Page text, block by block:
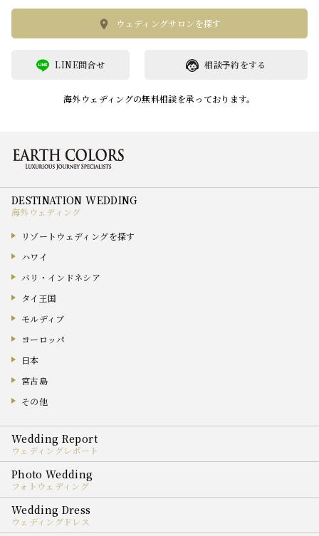
ウェディングサロンを探す
相談予約をする
LINE問合せ
海外ウェディングの無料相談を承っております。
海外ウェディング
リゾートウェディングを探す
ハワイ
バリ・インドネシア
タイ王国
モルディブ
ヨーロッパ
日本
宮古島
その他
ウェディングレポート
フォトウェディング
ウェディングドレス